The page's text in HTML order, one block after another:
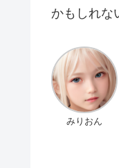
かもしれな
みりおん